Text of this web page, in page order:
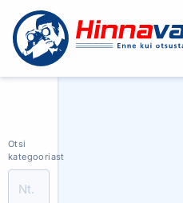
Otsi
kategooriast